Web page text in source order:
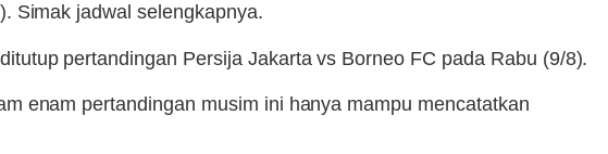
Simak jadwal selengkapnya.
pertandingan Persija Jakarta vs Borneo FC pada Rabu (9/8).
enam pertandingan musim ini hanya mampu mencatatkan